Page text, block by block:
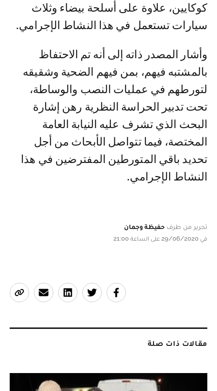
كوكايين، علاوة على أسلحة بيضاء وثلاث
سيارات تستعمل في هذا النشاط الإجرامي.
وأشار المصدر ذاته إلى أنه تم الاحتفاظ
بالمشتبه فيهم، بمن فيهم الضحية وشقيقه
لتورطهم في عمليات النصب والوساطة،
تحت تدبير الحراسة النظرية رهن إشارة
البحث الذي تشرف عليه النيابة العامة
المختصة، فيما تتواصل الأبحاث من أجل
تحديد باقي المتورطين المفترضين في هذا
النشاط الإجرامي.
تحرير من طرف حفيظة وجمان
في 29/06/2020 على الساعة 21:00
مقالات ذات صلة